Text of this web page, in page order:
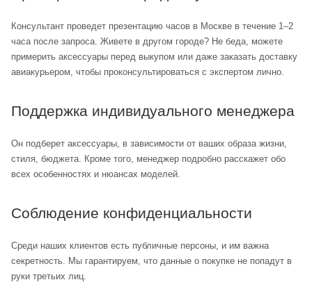
Консультант проведет презентацию часов в Москве в течение 1–2
часа после запроса. Живете в другом городе? Не беда, можете
примерить аксессуары перед выкупом или даже заказать доставку
авиакурьером, чтобы проконсультироваться с экспертом лично.
Поддержка индивидуального менеджера
Он подберет аксессуары, в зависимости от ваших образа жизни,
стиля, бюджета. Кроме того, менеджер подробно расскажет обо
всех особенностях и нюансах моделей.
Соблюдение конфиденциальности
Среди наших клиентов есть публичные персоны, и им важна
секретность. Мы гарантируем, что данные о покупке не попадут в
руки третьих лиц.